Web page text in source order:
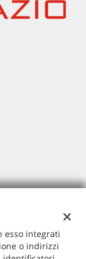
esso integrati
o indirizzi